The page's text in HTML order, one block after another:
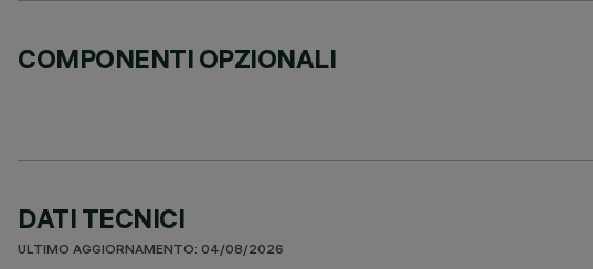
COMPONENTI OPZIONALI
DATI TECNICI
ULTIMO AGGIORNAMENTO: 04/08/2026